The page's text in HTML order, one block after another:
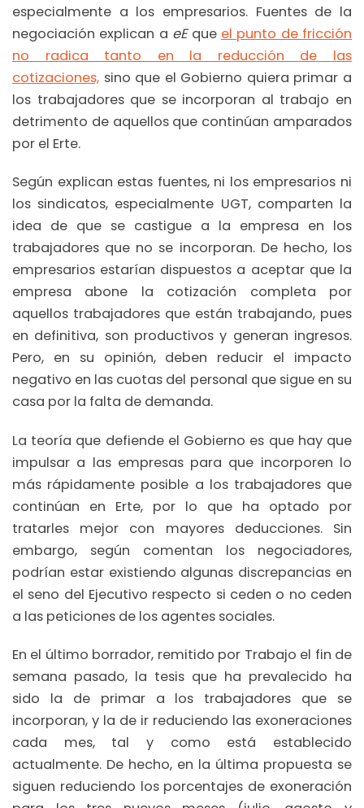
especialmente a los empresarios. Fuentes de la
negociación explican a eE que el punto de fricción
no radica tanto en la reducción de las
cotizaciones, sino que el Gobierno quiera primar a
los trabajadores que se incorporan al trabajo en
detrimento de aquellos que continúan amparados
por el Erte.
Según explican estas fuentes, ni los empresarios ni
los sindicatos, especialmente UGT, comparten la
idea de que se castigue a la empresa en los
trabajadores que no se incorporan. De hecho, los
empresarios estarían dispuestos a aceptar que la
empresa abone la cotización completa por
aquellos trabajadores que están trabajando, pues
en definitiva, son productivos y generan ingresos.
Pero, en su opinión, deben reducir el impacto
negativo en las cuotas del personal que sigue en su
casa por la falta de demanda.
La teoría que defiende el Gobierno es que hay que
impulsar a las empresas para que incorporen lo
más rápidamente posible a los trabajadores que
continúan en Erte, por lo que ha optado por
tratarles mejor con mayores deducciones. Sin
embargo, según comentan los negociadores,
podrían estar existiendo algunas discrepancias en
el seno del Ejecutivo respecto si ceden o no ceden
a las peticiones de los agentes sociales.
En el último borrador, remitido por Trabajo el fin de
semana pasado, la tesis que ha prevalecido ha
sido la de primar a los trabajadores que se
incorporan, y la de ir reduciendo las exoneraciones
cada mes, tal y como está establecido
actualmente. De hecho, en la última propuesta se
siguen reduciendo los porcentajes de exoneración